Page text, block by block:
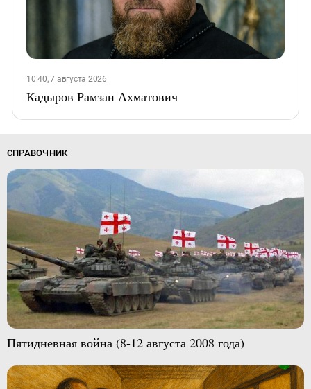
10:40, 7 августа 2026
Кадыров Рамзан Ахматович
СПРАВОЧНИК
Пятидневная война (8-12 августа 2008 года)